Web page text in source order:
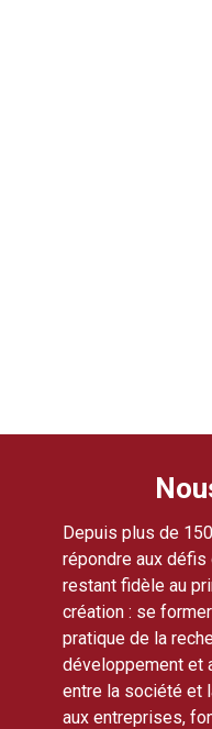
Depuis plus de
répondre aux
restant fidèle au
création : se
pratique de la
développement et
entre la société et
aux entreprises,